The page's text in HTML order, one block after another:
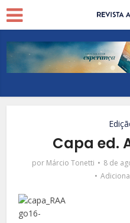
Capa ed.
por Márcio Tonetti 8 de